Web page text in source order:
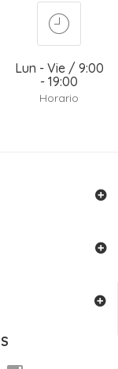
Lun - Vie / 9:00
- 19:00
Horario